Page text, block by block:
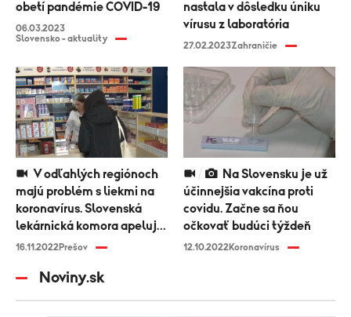
obetí pandémie COVID-19
06.03.2023
Slovensko - aktuality
nastala v dôsledku úniku
vírusu z laboratória
27.02.2023Zahraničie
majú problém s liekmi na
koronavírus. Slovenská
lekárnická komora apeluje
na ministerstvo
16.11.2022Prešov
účinnejšia vakcína proti
covidu. Začne sa ňou
očkovať budúci týždeň
12.10.2022Koronavírus
Noviny.sk